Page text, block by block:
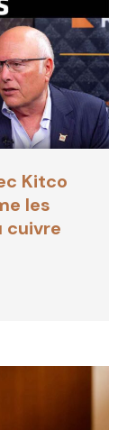
Kitco
les
cuivre